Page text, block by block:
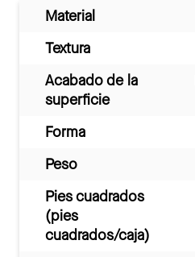
Material
Textura
Acabado de la
superficie
Forma
Peso
Pies cuadrados
(pies
cuadrados/caja)